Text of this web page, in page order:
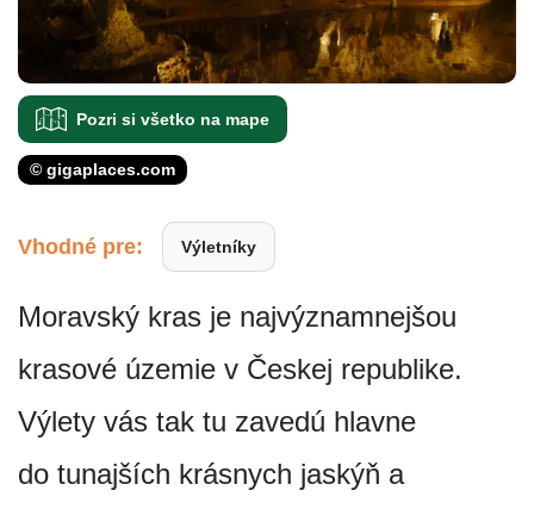
Pozri si všetko na mape
© gigaplaces.com
Vhodné pre: Výletníky
Moravský kras je najvýznamnejšou
krasové územie v Českej republike.
Výlety vás tak tu zavedú hlavne
do tunajších krásnych jaskýň a